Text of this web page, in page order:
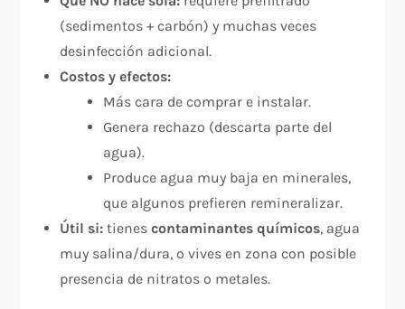
(sedimentos + carbón) y muchas veces
desinfección adicional.
Costos y efectos:
Más cara de comprar e instalar.
Genera rechazo (descarta parte del
agua).
Produce agua muy baja en minerales,
que algunos prefieren remineralizar.​
Útil si: tienescontaminantes químicos, agua
muy salina/dura, o vives en zona con posible
presencia de nitratos o metales.